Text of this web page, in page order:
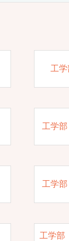
工
工学
工学
工学部